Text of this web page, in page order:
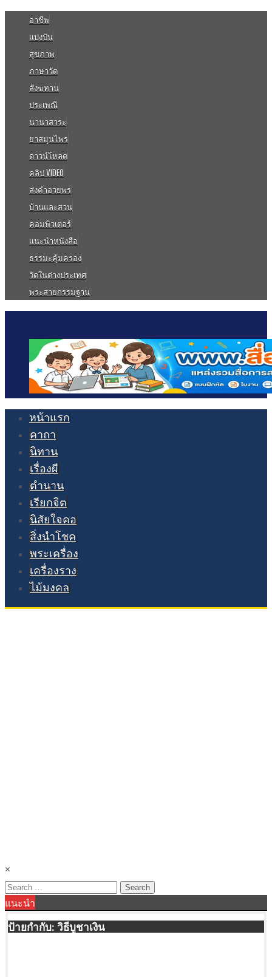
อาชีพ
แบ่งปัน
สุขภาพ
ภาษาวัด
สังฆทาน
ประเพณี
นานาสาระ
ยาสมุนไพร
ดาวน์โหลด
คลิป VIDEO
ส่งคำอวยพร
บ้านและสวน
คอมพิวเตอร์
แนะนำหนังสือ
ธรรมะคุ้มครอง
วัดในต่างประเทศ
พระสายกรรมฐาน
หน้าแรก
คาถา
นิทาน
เรื่องผี
ตำนาน
เรียกจิต
นิสัยใจคอ
สิ่งนำโชค
พระเครื่อง
เครื่องราง
ไม้มงคล
×
Search
for:
แนะนำ
ป้ายกำกับ: วิธีบูชาเงิน